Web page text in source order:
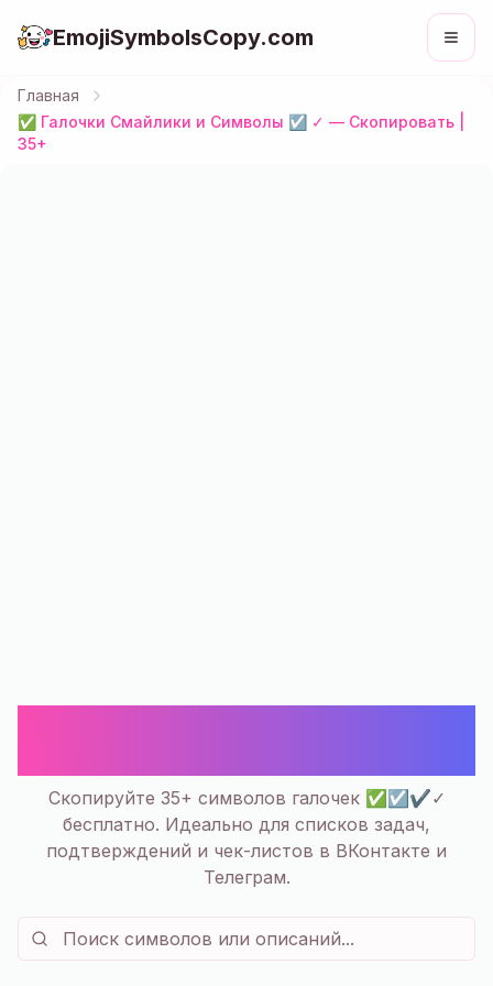
EmojiSymbolsCopy.com
Главная
✅ Галочки Смайлики и Символы ☑ ✓ — Скопировать |
35+
Скопируйте 35+ символов галочек ✅☑️✔️✓
бесплатно. Идеально для списков задач,
подтверждений и чек-листов в ВКонтакте и
Телеграм.